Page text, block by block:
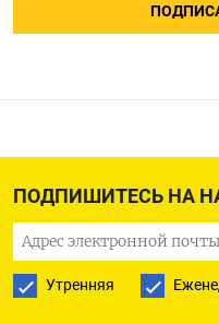
ПОДПИШИТЕСЬ НА
Утренняя
Биткоин
6%,
19.03.2024